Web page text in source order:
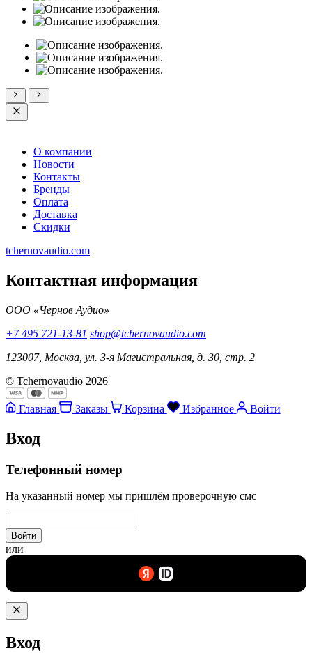
О компании
Новости
Контакты
Бренды
Оплата
Доставка
Скидки
tchernovaudio.com
Контактная информация
ООО «Чернов Аудио»
+7 495 721-13-81 shop@tchernovaudio.com
123007, Москва, ул. 3-я Магистральная, д. 30, стр. 2
© Tchernovaudio 2026
Главная Заказы Корзина Избранное Войти
Вход
Телефонный номер
На указанный номер мы пришлём проверочную смс
Войти
или
Вход